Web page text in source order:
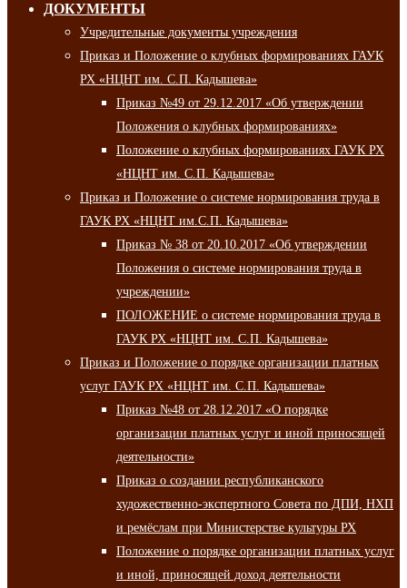
ДОКУМЕНТЫ
Учредительные документы учреждения
Приказ и Положение о клубных формированиях ГАУК
РХ «НЦНТ им. С.П. Кадышева»
Приказ №49 от 29.12.2017 «Об утверждении
Положения о клубных формированиях»
Положение о клубных формированиях ГАУК РХ
«НЦНТ им. С.П. Кадышева»
Приказ и Положение о системе нормирования труда в
ГАУК РХ «НЦНТ им.С.П. Кадышева»
Приказ № 38 от 20.10.2017 «Об утверждении
Положения о системе нормирования труда в
учреждении»
ПОЛОЖЕНИЕ о системе нормирования труда в
ГАУК РХ «НЦНТ им. С.П. Кадышева»
Приказ и Положение о порядке организации платных
услуг ГАУК РХ «НЦНТ им. С.П. Кадышева»
Приказ №48 от 28.12.2017 «О порядке
организации платных услуг и иной приносящей
деятельности»
Приказ о создании республиканского
художественно-экспертного Совета по ДПИ, НХП
и ремёслам при Министерстве культуры РХ
Положение о порядке организации платных услуг
и иной, приносящей доход деятельности